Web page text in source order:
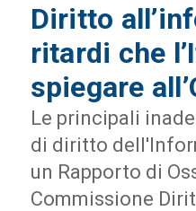
Diritto
ritardi che
spiegare
Le principali
di diritto
un Rapporto di
Commissione